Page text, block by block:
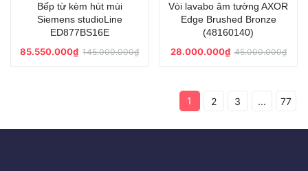
Bếp từ kèm hút mùi
Siemens studioLine
ED877BS16E
85.550.000₫145.000.000₫
Vòi lavabo âm tường AXOR
Edge Brushed Bronze
(48160140)
28.000.000₫ 45.000.000₫
1 2 3 ... 77